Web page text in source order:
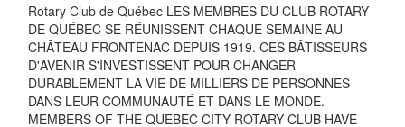
Rotary Club de Québec LES MEMBRES DU CLUB ROTARY
DE QUÉBEC SE RÉUNISSENT CHAQUE SEMAINE AU
CHÂTEAU FRONTENAC DEPUIS 1919. CES BÂTISSEURS
D'AVENIR S'INVESTISSENT POUR CHANGER
DURABLEMENT LA VIE DE MILLIERS DE PERSONNES
DANS LEUR COMMUNAUTÉ ET DANS LE MONDE.
MEMBERS OF THE QUEBEC CITY ROTARY CLUB HAVE